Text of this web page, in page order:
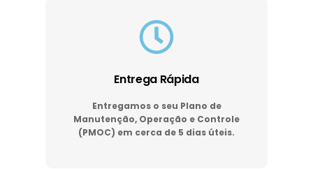
Entrega Rápida
Entregamos o seu Plano de
Manutenção, Operação e Controle
(PMOC) em cerca de 5 dias úteis.